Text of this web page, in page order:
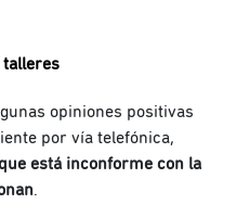
talleres
opiniones positivas
por vía telefónica,
está inconforme con la
.